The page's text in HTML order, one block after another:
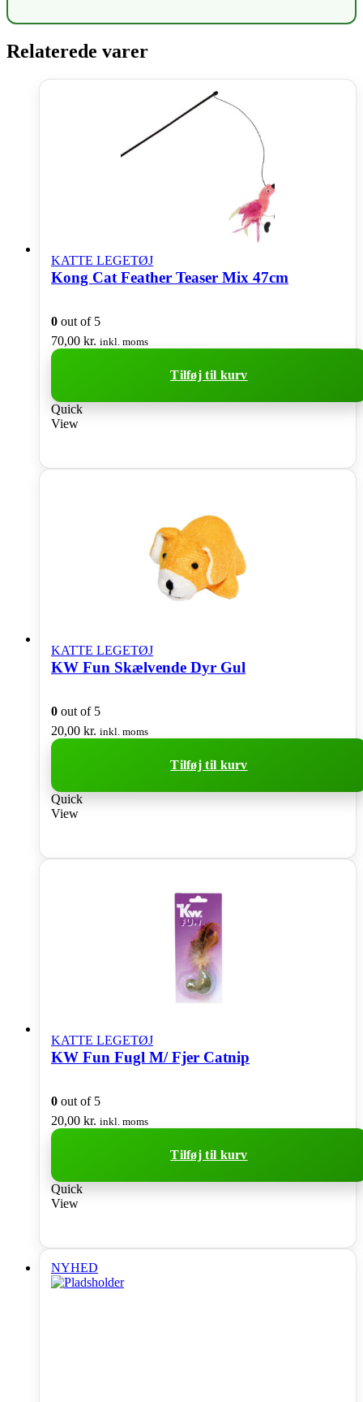
Relaterede varer
KATTE LEGETØJ
Kong Cat Feather Teaser Mix 47cm
0 out of 5
70,00 kr. inkl. moms
Tilføj til kurv
Quick
View
KATTE LEGETØJ
KW Fun Skælvende Dyr Gul
0 out of 5
20,00 kr. inkl. moms
Tilføj til kurv
Quick
View
KATTE LEGETØJ
KW Fun Fugl M/ Fjer Catnip
0 out of 5
20,00 kr. inkl. moms
Tilføj til kurv
Quick
View
NYHED